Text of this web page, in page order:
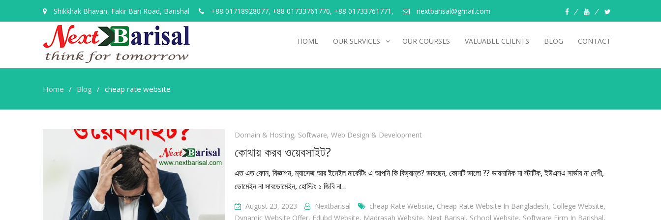
Shikkhak Bhavan, Fakir Bari Road, Barishal +88 01718928077, +88 01733761770, +88 01733761771, nextbarisal@gmail.com
facebookyoutube
HOME OUR SERVICES OUR COURSES VALUABLE CLIENTS BLOG CONTACT
Home Blog cheap rate website
cheap Domain & Hosting, Software, Web Design & Development
কোথায় করব ওয়েবসাইট?
এত এত ফোন, বিজ্ঞাপন, ম্যাসেজ আর ইমেইল মার্কেটিং এ আপনি কি বিভ্রান্ত? ভাবছেন, কোনটি ভালো ?? ডায়নামিক না স্টাটিক, ইউএসএ সার্ভার না দেশী,
ডোমেইন না সাবডোমেইন, হোস্টিং ১ জিবি না…
August 23, 2023 Nextbarisal Cheap Rate Website, Cheap Rate Website In Bangladesh, College Website,
Dynamic Website Offer, Edubd Website, Madrasah Website, Next Barisal, School Website, Software Firm In Barishal,